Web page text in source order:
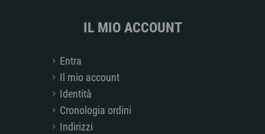
IL MIO ACCOUNT
Entra
Il mio account
Identità
Cronologia ordini
Indirizzi